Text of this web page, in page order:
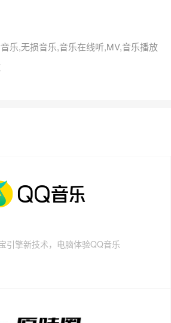
乐,无损音乐,音乐在线听,MV,音乐播放
引擎新技术，电脑体验QQ音乐